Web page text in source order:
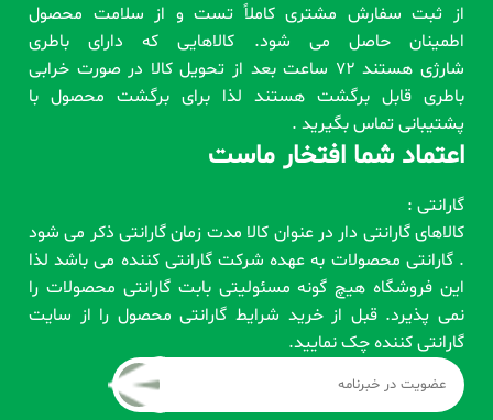
از ثبت سفارش مشتری کاملاً تست و از سلامت محصول
اطمینان حاصل می شود. کالاهایی که دارای باطری
شارژی هستند 72 ساعت بعد از تحویل کالا در صورت خرابی
باطری قابل برگشت هستند لذا برای برگشت محصول با
پشتیبانی تماس بگیرید .
اعتماد شما افتخار ماست
گارانتی :
کالاهای گارانتی دار در عنوان کالا مدت زمان گارانتی ذکر می شود
. گارانتی محصولات به عهده شرکت گارانتی کننده می باشد لذا
این فروشگاه هیچ گونه مسئولیتی بابت گارانتی محصولات را
نمی پذیرد. قبل از خرید شرایط گارانتی محصول را از سایت
گارانتی کننده چک نمایید.